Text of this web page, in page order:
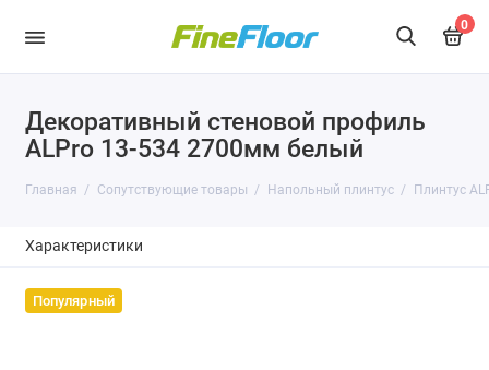
0
Декоративный стеновой профиль
ALPro 13-534 2700мм белый
Главная Сопутствующие товары Напольный плинтус Плинтус
Характеристики
Популярный